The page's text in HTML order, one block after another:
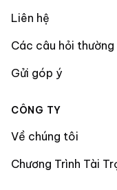
Liên hệ
Các câu hỏi thường
Gửi góp ý
CÔNG TY
Về chúng tôi
Chương Trình Tài